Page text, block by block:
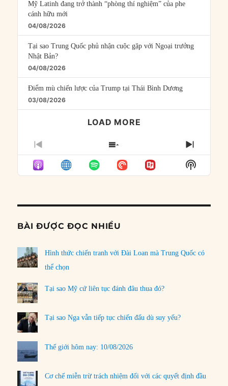
Mỹ Latinh đang trở thành “phòng thí nghiệm” của phe
cánh hữu mới
04/08/2026
Tại sao Trung Quốc phủ nhận cuộc gặp với Ngoại trưởng
Nhật Bản?
04/08/2026
Điểm mù chiến lược của Trump tại Thái Bình Dương
03/08/2026
LOAD MORE
PREVIOUS
EPISODE
SHOW
EPISODES
LIST
NEXT
Show
Podcast
BÀI ĐƯỢC ĐỌC NHIỀU
Hình thức chiến tranh với Đài Loan mà Trung Quốc có
thể chọn
Tại sao Mỹ cứ liên tục đánh đâu thua đó?
Tại sao Nga vẫn tiếp tục chiến đấu dù suy yếu?
Thế giới hôm nay: 10/08/2026
Cơ chế miễn trừ trách nhiệm đối với các quyết định đầu